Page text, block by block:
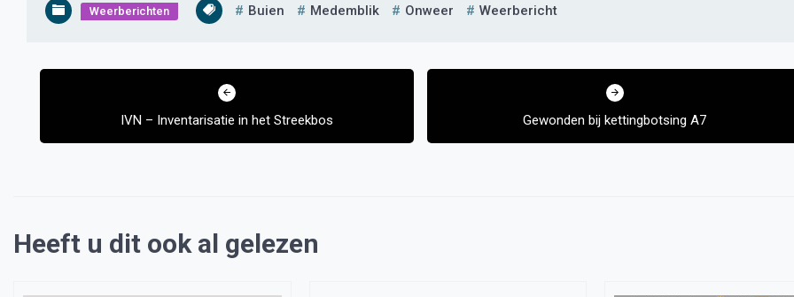
Weerberichten Buien Medemblik Onweer Weerbericht
Bericht
IVN – Inventarisatie in het Streekbos Gewonden bij kettingbotsing A7
Heeft u dit ook al gelezen